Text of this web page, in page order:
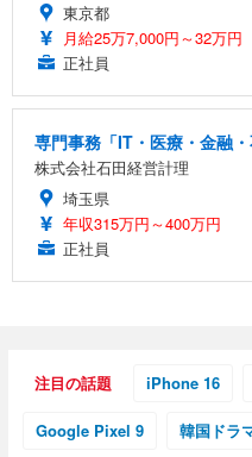
東京都
月給25万7,000円～32万円
正社員
専門事務「IT・医療・金融・
株式会社石田経営計理
埼玉県
年収315万円～400万円
正社員
注目の話題 iPhone 16
Google Pixel 9 韓国ドラ